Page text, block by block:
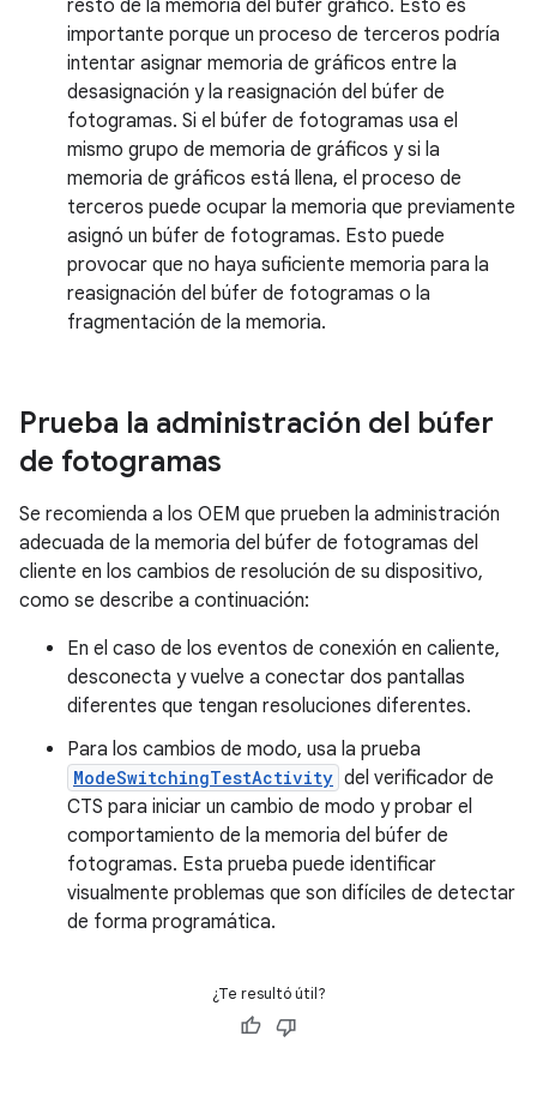
resto de la memoria del búfer gráfico. Esto es
importante porque un proceso de terceros podría
intentar asignar memoria de gráficos entre la
desasignación y la reasignación del búfer de
fotogramas. Si el búfer de fotogramas usa el
mismo grupo de memoria de gráficos y si la
memoria de gráficos está llena, el proceso de
terceros puede ocupar la memoria que previamente
asignó un búfer de fotogramas. Esto puede
provocar que no haya suficiente memoria para la
reasignación del búfer de fotogramas o la
fragmentación de la memoria.
Prueba la administración del búfer
de fotogramas
Se recomienda a los OEM que prueben la administración
adecuada de la memoria del búfer de fotogramas del
cliente en los cambios de resolución de su dispositivo,
como se describe a continuación:
En el caso de los eventos de conexión en caliente,
desconecta y vuelve a conectar dos pantallas
diferentes que tengan resoluciones diferentes.
Para los cambios de modo, usa la prueba
ModeSwitchingTestActivity del verificador de
CTS para iniciar un cambio de modo y probar el
comportamiento de la memoria del búfer de
fotogramas. Esta prueba puede identificar
visualmente problemas que son difíciles de detectar
de forma programática.
¿Te resultó útil?